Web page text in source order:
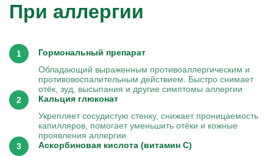
При аллергии
Гормональный препарат
Обладающий выраженным противоаллергическим и
противовоспалительным действием. Быстро снимает
отёк, зуд, высыпания и другие симптомы аллергии
Кальция глюконат
Укрепляет сосудистую стенку, снижает проницаемость
капилляров, помогает уменьшить отёки и кожные
проявления аллергии
Аскорбиновая кислота (витамин C)